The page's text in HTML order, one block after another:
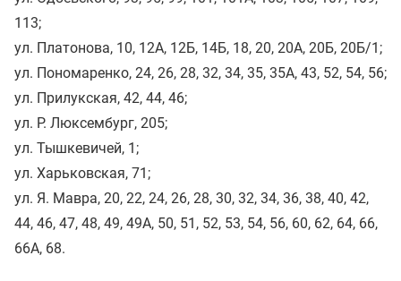
113;
ул. Платонова, 10, 12A, 12Б, 14Б, 18, 20, 20А, 20Б, 20Б/1;
ул. Пономаренко, 24, 26, 28, 32, 34, 35, 35A, 43, 52, 54, 56;
ул. Прилукская, 42, 44, 46;
ул. Р. Люксембург, 205;
ул. Тышкевичей, 1;
ул. Харьковская, 71;
ул. Я. Мавра, 20, 22, 24, 26, 28, 30, 32, 34, 36, 38, 40, 42,
44, 46, 47, 48, 49, 49A, 50, 51, 52, 53, 54, 56, 60, 62, 64, 66,
66A, 68.